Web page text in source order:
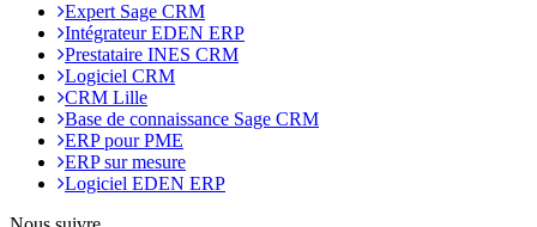
Expert Sage CRM
Intégrateur EDEN ERP
Prestataire INES CRM
Logiciel CRM
CRM Lille
Base de connaissance Sage CRM
ERP pour PME
ERP sur mesure
Logiciel EDEN ERP